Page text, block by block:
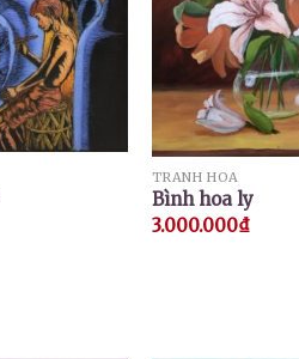
TRANH HOA
Bình hoa ly
3.000.000₫